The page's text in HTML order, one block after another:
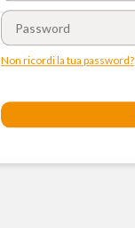
Non ricordi la tua password?